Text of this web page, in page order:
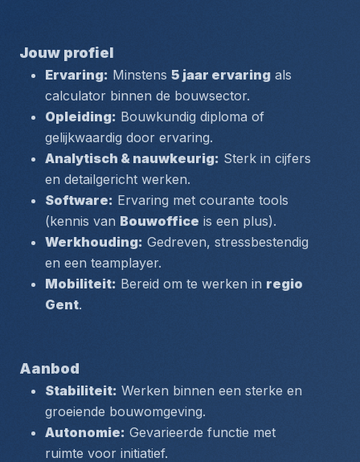
Jouw profiel
Ervaring: Minstens 5 jaar ervaring als
calculator binnen de bouwsector.
Opleiding: Bouwkundig diploma of
gelijkwaardig door ervaring.
Analytisch & nauwkeurig: Sterk in cijfers
en detailgericht werken.
Software: Ervaring met courante tools
(kennis van Bouwoffice is een plus).
Werkhouding: Gedreven, stressbestendig
en een teamplayer.
Mobiliteit: Bereid om te werken in regio
Gent.
Aanbod
Stabiliteit: Werken binnen een sterke en
groeiende bouwomgeving.
Autonomie: Gevarieerde functie met
ruimte voor initiatief.